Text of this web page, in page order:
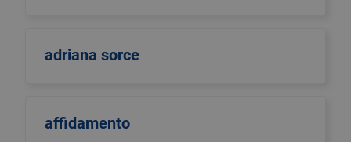
adriana sorce
affidamento